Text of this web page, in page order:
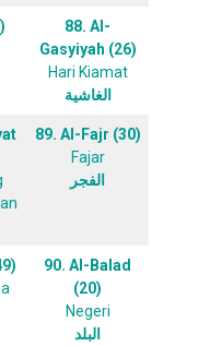
88. Al-
Gasyiyah (26)
Hari Kiamat
الغاشية
89. Al-Fajr (30)
Fajar
الفجر
90. Al-Balad
(20)
Negeri
البلد